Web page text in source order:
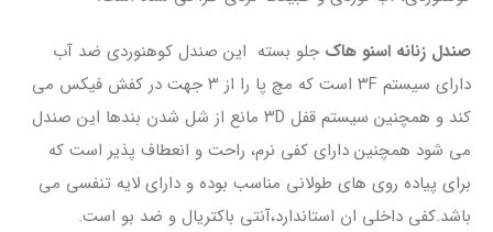
صندل زنانه اسنو هاک جلو بسته این صندل کوهنوردی ضد آب
دارای سیستم ۳F است که مچ پا را از ۳ جهت در کفش فیکس می
کند و همچنین سیستم قفل ۳D مانع از شل شدن بندها این صندل
می شود همچنین دارای کفی نرم، راحت و انعطاف پذیر است که
برای پیاده روی های طولانی مناسب بوده و دارای لایه تنفسی می
باشد.کفی داخلی ان استاندارد،آنتی باکتریال و ضد بو است.